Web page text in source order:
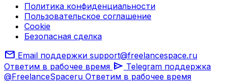
Политика конфиденциальности
Пользовательское соглашение
Cookie
Безопасная сделка
mail Email поддержки support@freelancespace.ru
Ответим в рабочее время send Telegram поддержка
@FreelanceSpaceru Ответим в рабочее время